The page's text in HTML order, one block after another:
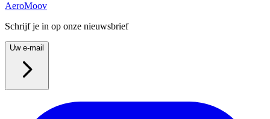
AeroMoov
Schrijf je in op onze nieuwsbrief
Uw e-mail